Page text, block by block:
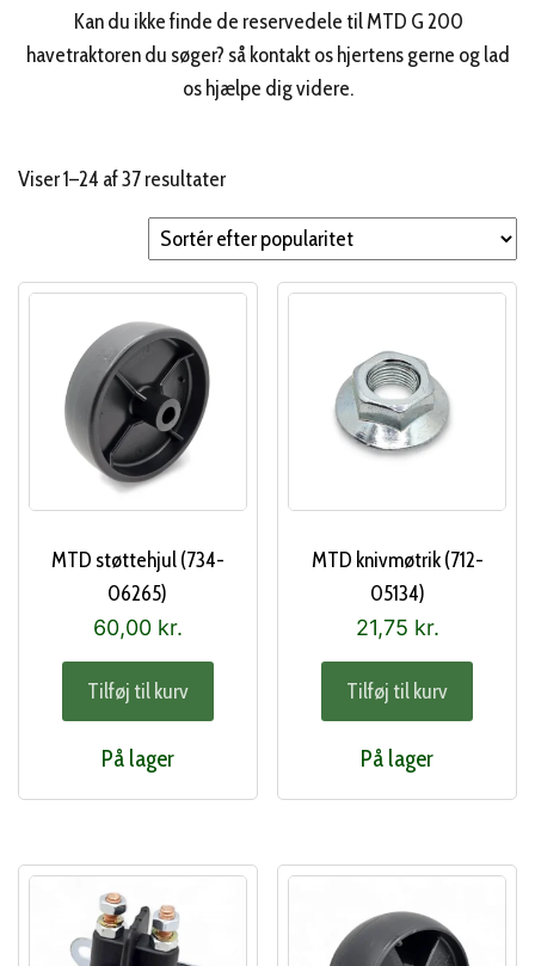
Kan du ikke finde de reservedele til MTD G 200
havetraktoren du søger? så kontakt os hjertens gerne og lad
os hjælpe dig videre.
Viser 1–24 af 37 resultaterSorteret
efter
popularitet
MTD støttehjul (734-
06265)
60,00 kr.
Tilføj til kurv
På lager
MTD knivmøtrik (712-
05134)
21,75 kr.
Tilføj til kurv
På lager